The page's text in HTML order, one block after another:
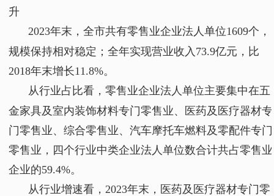
升
2023年末，全市共有零售业企业法人单位1609个，
规模保持相对稳定；全年实现营业收入73.9亿元，比
2018年末增长11.8%。
从行业占比看，零售业企业法人单位主要集中在五
金家具及室内装饰材料专门零售业、医药及医疗器材专
门零售业、综合零售业、汽车摩托车燃料及零配件专门
零售业，四个行业中类企业法人单位数合计共占零售业
企业的59.4%。
从行业增速看，2023年末，医药及医疗器材专门零